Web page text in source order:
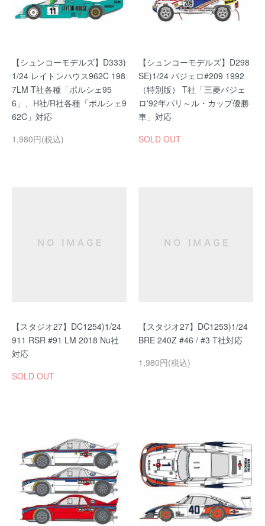
【シュンコーモデルズ】D333)
1/24 レイトンハウス962C 198
7LM T社各種「ポルシェ95
6」、H社/R社各種「ポルシェ9
62C」対応
1,980円(税込)
【シュンコーモデルズ】D298
SE)1/24 パジェロ#209 1992
（特別版） T社「三菱パジェ
ロ'92年パリ～ル・カップ優勝
車」対応
SOLD OUT
【スタジオ27】DC1254)1/24
911 RSR #91 LM 2018 Nu社
対応
SOLD OUT
【スタジオ27】DC1253)1/24
BRE 240Z #46 / #3 T社対応
1,980円(税込)